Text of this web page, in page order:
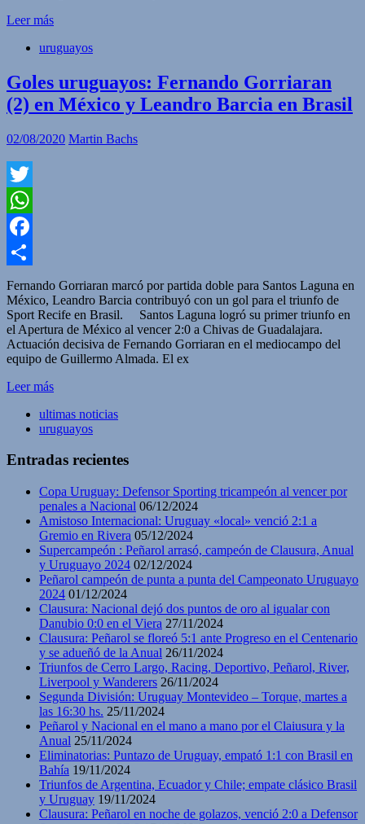
Leer más
uruguayos
Goles uruguayos: Fernando Gorriaran
(2) en México y Leandro Barcia en Brasil
02/08/2020 Martin Bachs
Twitter
WhatsApp
Facebook
Compartir
Fernando Gorriaran marcó por partida doble para Santos Laguna en
México, Leandro Barcia contribuyó con un gol para el triunfo de
Sport Recife en Brasil. Santos Laguna logró su primer triunfo en
el Apertura de México al vencer 2:0 a Chivas de Guadalajara.
Actuación decisiva de Fernando Gorriaran en el mediocampo del
equipo de Guillermo Almada. El ex
Leer más
ultimas noticias
uruguayos
Entradas recientes
Copa Uruguay: Defensor Sporting tricampeón al vencer por
penales a Nacional 06/12/2024
Amistoso Internacional: Uruguay «local» venció 2:1 a
Gremio en Rivera 05/12/2024
Supercampeón : Peñarol arrasó, campeón de Clausura, Anual
y Uruguayo 2024 02/12/2024
Peñarol campeón de punta a punta del Campeonato Uruguayo
2024 01/12/2024
Clausura: Nacional dejó dos puntos de oro al igualar con
Danubio 0:0 en el Viera 27/11/2024
Clausura: Peñarol se floreó 5:1 ante Progreso en el Centenario
y se adueñó de la Anual 26/11/2024
Triunfos de Cerro Largo, Racing, Deportivo, Peñarol, River,
Liverpool y Wanderers 26/11/2024
Segunda División: Uruguay Montevideo – Torque, martes a
las 16:30 hs. 25/11/2024
Peñarol y Nacional en el mano a mano por el Claiusura y la
Anual 25/11/2024
Eliminatorias: Puntazo de Uruguay, empató 1:1 con Brasil en
Bahía 19/11/2024
Triunfos de Argentina, Ecuador y Chile; empate clásico Brasil
y Uruguay 19/11/2024
Clausura: Peñarol en noche de golazos, venció 2:0 a Defensor